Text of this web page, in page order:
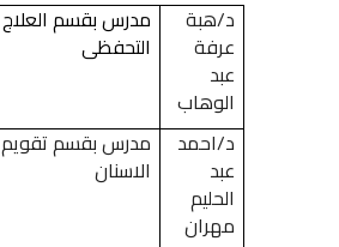
د/هبة
عرفة
عبد
الوهاب
مدرس بقسم العلاج
التحفظى
د/احمد
عبد
الحليم
مهران
مدرس بقسم تقويم
الاسنان